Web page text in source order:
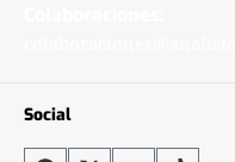
Social